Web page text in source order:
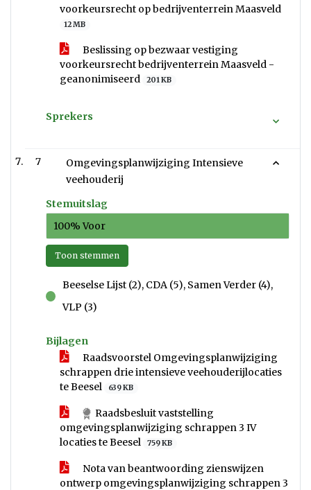
voorkeursrecht op bedrijventerrein Maasveld
12 MB
Beslissing op bezwaar vestiging
voorkeursrecht bedrijventerrein Maasveld -
geanonimiseerd
201 KB
Sprekers
7
Omgevingsplanwijziging Intensieve
veehouderij
Stemuitslag
100% Voor
Toon stemmen
voor
Beeselse Lijst (2), CDA (5), Samen Verder (4),
VLP (3)
Bijlagen
Raadsvoorstel Omgevingsplanwijziging
schrappen drie intensieve veehouderijlocaties
te Beesel
639 KB
Raadsbesluit vaststelling
omgevingsplanwijziging schrappen 3 IV
locaties te Beesel
759 KB
Nota van beantwoording zienswijzen
ontwerp omgevingsplanwijziging schrappen 3